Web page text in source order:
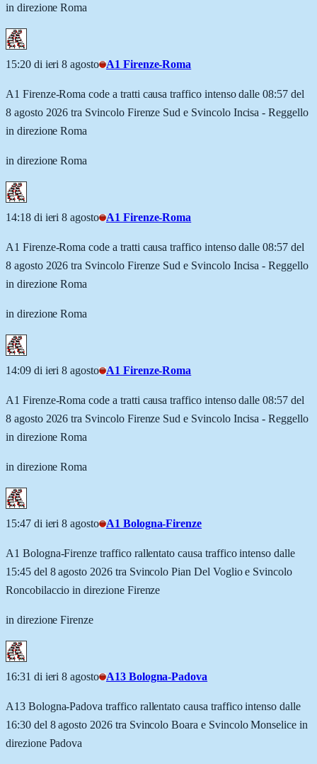
in direzione Roma
15:20 di ieri 8 agosto A1 Firenze-Roma
A1 Firenze-Roma code a tratti causa traffico intenso dalle 08:57 del
8 agosto 2026 tra Svincolo Firenze Sud e Svincolo Incisa - Reggello
in direzione Roma
in direzione Roma
14:18 di ieri 8 agosto A1 Firenze-Roma
A1 Firenze-Roma code a tratti causa traffico intenso dalle 08:57 del
8 agosto 2026 tra Svincolo Firenze Sud e Svincolo Incisa - Reggello
in direzione Roma
in direzione Roma
14:09 di ieri 8 agosto A1 Firenze-Roma
A1 Firenze-Roma code a tratti causa traffico intenso dalle 08:57 del
8 agosto 2026 tra Svincolo Firenze Sud e Svincolo Incisa - Reggello
in direzione Roma
in direzione Roma
15:47 di ieri 8 agosto A1 Bologna-Firenze
A1 Bologna-Firenze traffico rallentato causa traffico intenso dalle
15:45 del 8 agosto 2026 tra Svincolo Pian Del Voglio e Svincolo
Roncobilaccio in direzione Firenze
in direzione Firenze
16:31 di ieri 8 agosto A13 Bologna-Padova
A13 Bologna-Padova traffico rallentato causa traffico intenso dalle
16:30 del 8 agosto 2026 tra Svincolo Boara e Svincolo Monselice in
direzione Padova